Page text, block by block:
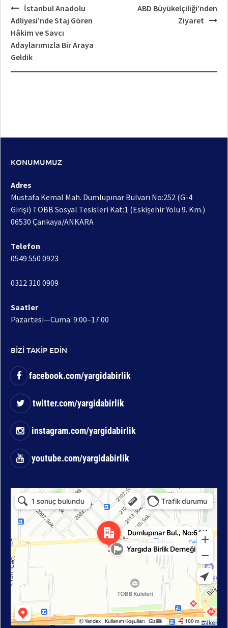
Post
navigation
İstanbul Anadolu
Adliyesi’nde Staj Gören
Hâkim ve Savcı
Adaylarımızla Bir Araya
Geldik
ABD Büyükelçiliği’nden
Ziyaret
KONUMUMUZ
Adres
Mustafa Kemal Mah. Dumlupınar Bulvarı No:252 (G-4
Girişi) TOBB Sosyal Tesisleri Kat:1 (Eskişehir Yolu 9. Km.)
06530 Çankaya/ANKARA
Telefon
0549 550 0923
0312 310 0909
Saatler
Pazartesi—Cuma: 9:00–17:00
BİZİ TAKİP EDİN
facebook.com/yargidabirlik
twitter.com/yargidabirlik
instagram.com/yargidabirlik
youtube.com/yargidabirlik